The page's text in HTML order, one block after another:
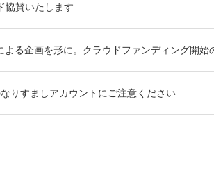
協賛いたします
る企画を形に。クラウドファンディング開始
りすましアカウントにご注意ください